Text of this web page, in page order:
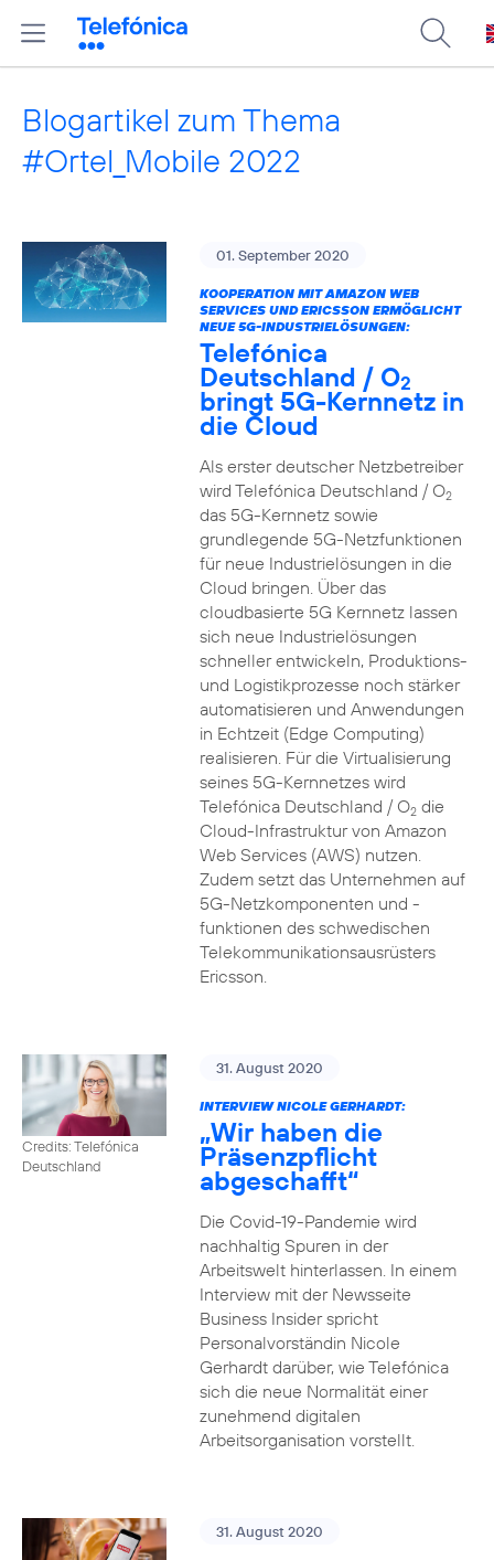
Blogartikel zum Thema
#Ortel_Mobile 2022
01. September 2020
KOOPERATION MIT AMAZON WEB
SERVICES UND ERICSSON ERMÖGLICHT
NEUE 5G-INDUSTRIELÖSUNGEN:
Telefónica
Deutschland / O2
bringt 5G-Kernnetz in
die Cloud
Als erster deutscher Netzbetreiber
wird Telefónica Deutschland / O2
das 5G-Kernnetz sowie
grundlegende 5G-Netzfunktionen
für neue Industrielösungen in die
Cloud bringen. Über das
cloudbasierte 5G Kernnetz lassen
sich neue Industrielösungen
schneller entwickeln, Produktions-
und Logistikprozesse noch stärker
automatisieren und Anwendungen
in Echtzeit (Edge Computing)
realisieren. Für die Virtualisierung
seines 5G-Kernnetzes wird
Telefónica Deutschland / O2die
Cloud-Infrastruktur von Amazon
Web Services (AWS) nutzen.
Zudem setzt das Unternehmen auf
5G-Netzkomponenten und -
funktionen des schwedischen
Telekommunikationsausrüsters
Ericsson.
Credits: Telefónica
Deutschland
31. August 2020
INTERVIEW NICOLE GERHARDT:
„Wir haben die
Präsenzpflicht
abgeschafft“
Die Covid-19-Pandemie wird
nachhaltig Spuren in der
Arbeitswelt hinterlassen. In einem
Interview mit der Newsseite
Business Insider spricht
Personalvorständin Nicole
Gerhardt darüber, wie Telefónica
sich die neue Normalität einer
zunehmend digitalen
Arbeitsorganisation vorstellt.
31. August 2020